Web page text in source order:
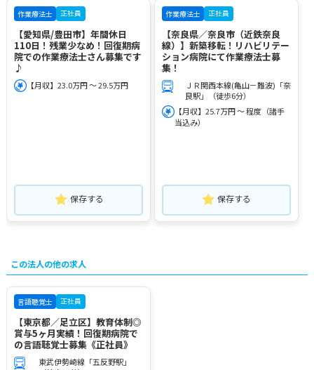
作業療法士 正社員
【愛知県/豊田市】年間休日
110日！残業少なめ！回復期病
院での作業療法士さん募集です
♪
【月収】23.0万円 ～ 29.5万円
保存する
作業療法士 正社員
【奈良県／奈良市（近鉄奈良
線）】新築移転！リハビリテー
ション病院にて作業療法士募
集！
ＪＲ関西本線(亀山－難波)「奈
良駅」（徒歩6分）
【月収】25.7万円 ～ 程度（諸手
当込み）
保存する
この法人の他の求人
言語聴覚士 正社員
【東京都／足立区】教育体制◎
賞与5ヶ月実績！回復期病院で
の言語聴覚士募集《正社員》
東武伊勢崎線「五反野駅」